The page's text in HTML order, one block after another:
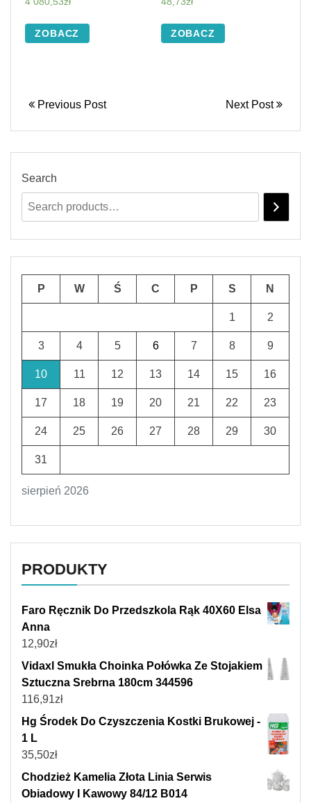
ZOBACZ ZOBACZ
Previous Post Next Post
Search
sierpień 2026
P W Ś C P S N
1 2
3 4 5 6 7 8 9
10 11 12 13 14 15 16
17 18 19 20 21 22 23
24 25 26 27 28 29 30
31
PRODUKTY
Faro Ręcznik Do Przedszkola Rąk 40X60 Elsa
Anna
12,90zł
Vidaxl Smukła Choinka Połówka Ze Stojakiem
Sztuczna Srebrna 180cm 344596
116,91zł
Hg Środek Do Czyszczenia Kostki Brukowej -
1 L
35,50zł
Chodzież Kamelia Złota Linia Serwis
Obiadowy I Kawowy 84/12 B014